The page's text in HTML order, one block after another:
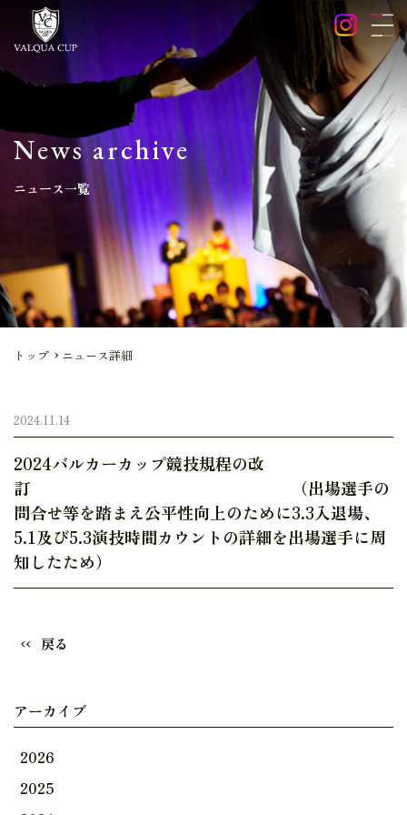
News archive
ニュース一覧
トップ ニュース詳細
2024.11.14
2024バルカーカップ競技規程の改
訂 （出場選手の
問合せ等を踏まえ公平性向上のために3.3入退場、
5.1及び5.3演技時間カウントの詳細を出場選手に周
知したため）
戻る
アーカイブ
2026
2025